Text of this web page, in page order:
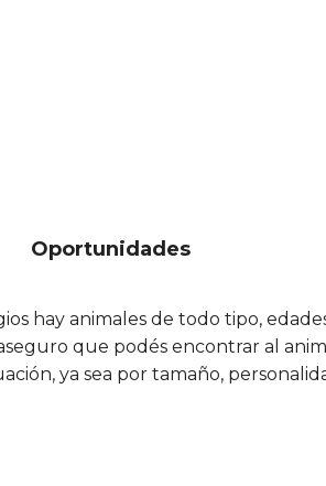
Oportunidades
hay animales de todo tipo,
que podés encontrar al
ya sea por tamaño,